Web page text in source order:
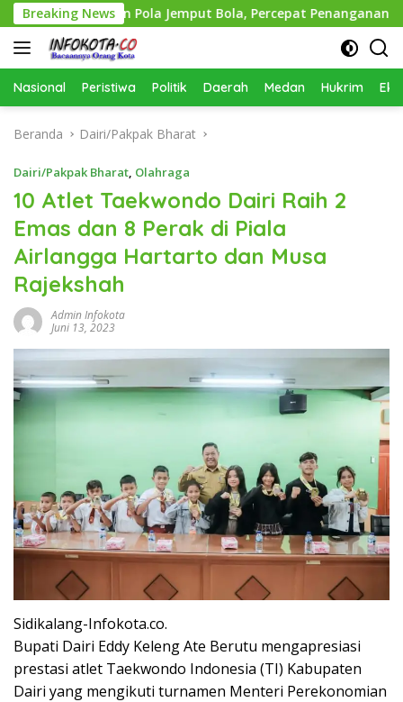
Langsung
ke
konten
Breaking News
Terapkan Pola Jemput Bola, Percepat Penanganan
Nasional Peristiwa Politik Daerah Medan Hukrim
Beranda Dairi/Pakpak Bharat
Dairi/Pakpak Bharat, Olahraga
10 Atlet Taekwondo Dairi Raih 2
Emas dan 8 Perak di Piala
Airlangga Hartarto dan Musa
Rajekshah
Admin Infokota
Juni 13, 2023
Sidikalang-Infokota.co.
Bupati Dairi Eddy Keleng Ate Berutu mengapresiasi
prestasi atlet Taekwondo Indonesia (TI) Kabupaten
Dairi yang mengikuti turnamen Menteri Perekonomian